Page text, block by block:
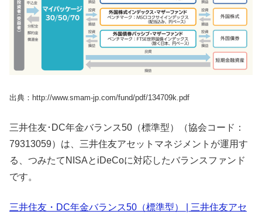
出典：http://www.smam-jp.com/fund/pdf/134709k.pdf
三井住友･DC年金バランス50（標準型）（協会コード：
79313059）は、三井住友アセットマネジメントが運用す
る、つみたてNISAとiDeCoに対応したバランスファンド
です。
三井住友・DC年金バランス50（標準型） | 三井住友アセ